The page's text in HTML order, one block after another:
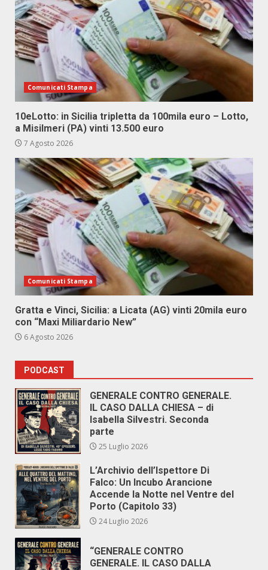
Comunicati Stampa
10eLotto: in Sicilia tripletta da 100mila euro – Lotto,
a Misilmeri (PA) vinti 13.500 euro
7 Agosto 2026
Comunicati Stampa
Gratta e Vinci, Sicilia: a Licata (AG) vinti 20mila euro
con “Maxi Miliardario New”
6 Agosto 2026
PODCAST
GENERALE CONTRO GENERALE.
IL CASO DALLA CHIESA – di
Isabella Silvestri. Seconda
parte
25 Luglio 2026
L’Archivio dell’Ispettore Di
Falco: Un Incubo Arancione
Accende la Notte nel Ventre del
Porto (Capitolo 33)
24 Luglio 2026
“GENERALE CONTRO
GENERALE. IL CASO DALLA